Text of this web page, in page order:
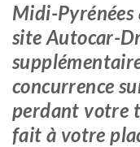
Midi-Pyrénées
site Autocar-
concurrence
perdant votre
fait à votre